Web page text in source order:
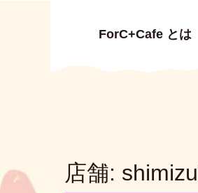
ForC+Cafe とは
店舗: